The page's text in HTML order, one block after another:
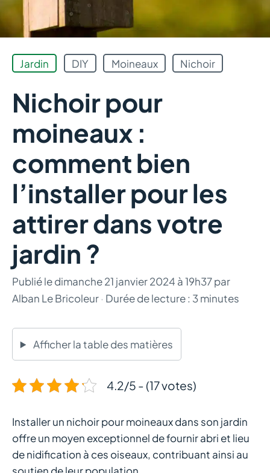
Jardin DIY Moineaux Nichoir
Nichoir pour
moineaux :
comment bien
l’installer pour les
attirer dans votre
jardin ?
Publié ledimanche 21 janvier 2024 à 19h37par
Alban Le Bricoleur · Durée de lecture : 3 minutes
Afficher la table des matières
4.2/5 - (17 votes)
Installer un nichoir pour moineaux dans son jardin
offre un moyen exceptionnel de fournir abri et lieu
de nidification à ces oiseaux, contribuant ainsi au